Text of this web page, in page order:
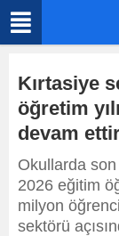
Kırtasiye
öğretim
devam
Okullarda
2026 eğitim
milyon
sektörü